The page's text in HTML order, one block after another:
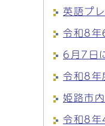
英語プ
令和8年
6月7日
令和8年
姫路市
令和8年